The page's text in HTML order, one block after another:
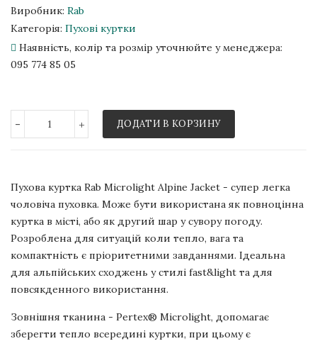
Виробник: Rab
Категорія: Пухові куртки
Наявність, колір та розмір уточнюйте у менеджера:
095 774 85 05
- + ДОДАТИ В КОРЗИНУ
Пухова куртка Rab Microlight Alpine Jacket - супер легка
чоловіча пуховка. Може бути використана як повноцінна
куртка в місті, або як другий шар у сувору погоду.
Розроблена для ситуацій коли тепло, вага та
компактність є пріоритетними завданнями. Ідеальна
для альпійських сходжень у стилі fast&light та для
повсякденного використання.
Зовнішня тканина - Pertex® Microlight, допомагає
зберегти тепло всередині куртки, при цьому є